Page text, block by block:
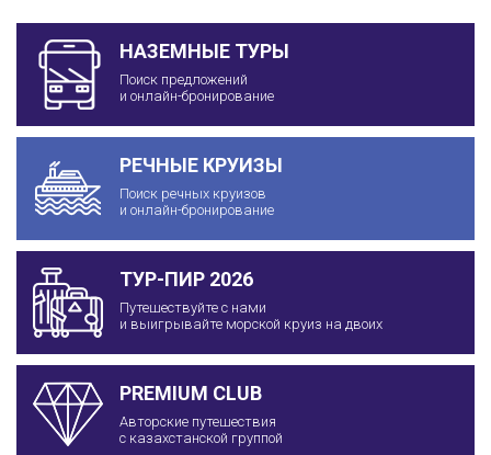
НАЗЕМНЫЕ ТУРЫ
Поиск предложений
и онлайн-бронирование
РЕЧНЫЕ КРУИЗЫ
Поиск речных круизов
и онлайн-бронирование
ТУР-ПИР 2026
Путешествуйте с нами
и выигрывайте морской круиз на двоих
PREMIUM CLUB
Авторские путешествия
с казахстанской группой